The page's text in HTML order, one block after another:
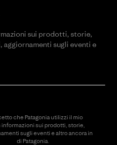
sui prodotti, storie,
sugli eventi e
che Patagonia utilizzi il mio
sui prodotti, storie,
sugli eventi e altro ancora in
di Patagonia.